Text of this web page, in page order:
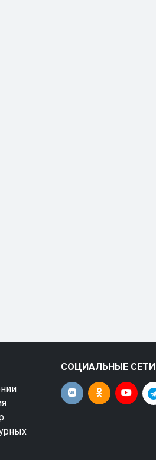
СОЦИАЛЬНЫЕ СЕТИ